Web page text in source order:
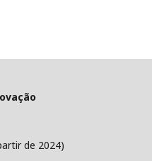
de 2024)